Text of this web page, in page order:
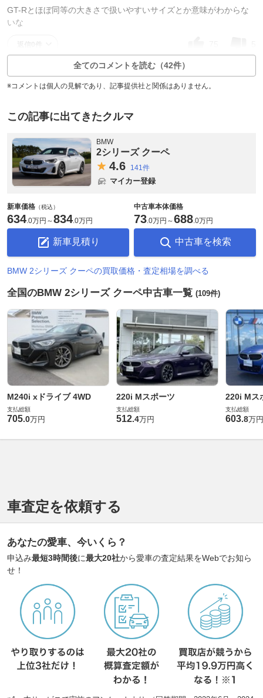
GT-Rとほぼ同等の大きさで扱いやすいサイズとか意味がわからな
いな
全てのコメントを読む（42件）
※コメントは個人の見解であり、記事提供社と関係はありません。
この記事に出てきたクルマ
BMW
2シリーズ クーペ
4.6 141件
マイカー登録
新車価格 （税込）
634.0万円 ～834.0万円
新車見積り
中古車本体価格
73.0万円 ～688.0万円
中古車を検索
BMW 2シリーズ クーペの買取価格・査定相場を調べる
全国のBMW 2シリーズ クーペ中古車一覧 (109件)
M240i xドライブ 4WD
支払総額
705.0万円
220i Mスポーツ
支払総額
512.4万円
220i Mス
支払総額
603.8万円
車査定を依頼する
あなたの愛車、今いくら？
申込み最短3時間後に最大20社から愛車の査定結果をWebでお知ら
せ！